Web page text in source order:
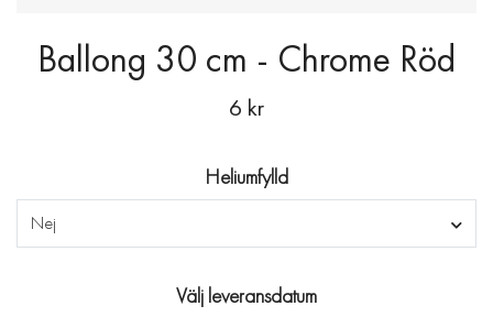
Ballong 30 cm - Chrome Röd
6 kr
Heliumfylld
Nej
Välj leveransdatum